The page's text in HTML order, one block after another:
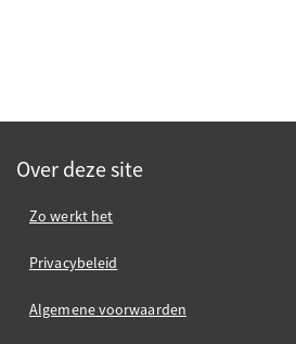
Over deze site
Zo werkt het
Privacybeleid
Algemene voorwaarden